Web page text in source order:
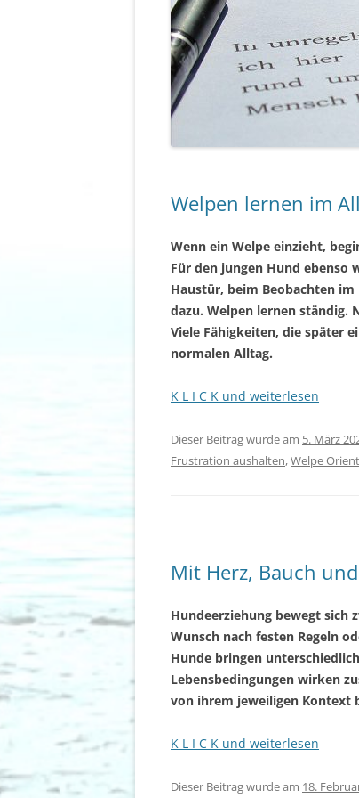
Welpen lernen im
Wenn ein Welpe einzieht,
Für den jungen Hund ebenso
Haustür, beim Beobachten
dazu. Welpen lernen ständig.
Viele Fähigkeiten, die später
normalen Alltag.
K L I C K und weiterlesen
Dieser Beitrag wurde am 5. März
Frustration aushalten,Welpe
Mit Herz, Bauch
Hundeerziehung bewegt sich
Wunsch nach festen Regeln
Hunde bringen
Lebensbedingungen wirken
von ihrem jeweiligen Kontext
K L I C K und weiterlesen
Dieser Beitrag wurde am 18.